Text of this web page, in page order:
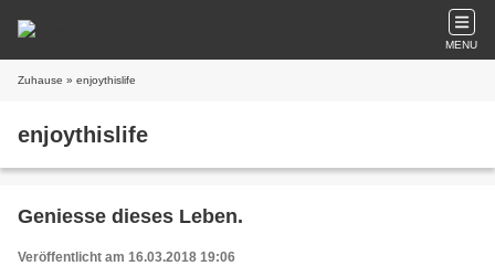
MENU
Zuhause » enjoythislife
enjoythislife
Geniesse dieses Leben.
Veröffentlicht am 16.03.2018 19:06